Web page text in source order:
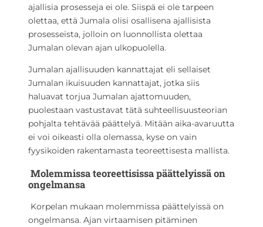
ajallisia prosesseja ei ole. Siispä ei ole tarpeen
olettaa, että Jumala olisi osallisena ajallisista
prosesseista, jolloin on luonnollista olettaa
Jumalan olevan ajan ulkopuolella.
Jumalan ajallisuuden kannattajat eli sellaiset
Jumalan ikuisuuden kannattajat, jotka siis
haluavat torjua Jumalan ajattomuuden,
puolestaan vastustavat tätä suhteellisuusteorian
pohjalta tehtävää päättelyä. Mitään aika-avaruutta
ei voi oikeasti olla olemassa, kyse on vain
fyysikoiden rakentamasta teoreettisesta mallista.
Molemmissa teoreettisissa päättelyissä on
ongelmansa
Korpelan mukaan molemmissa päättelyissä on
ongelmansa. Ajan virtaamisen pitäminen